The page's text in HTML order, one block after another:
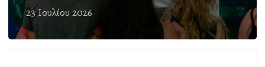
23 Ιουλίου 2026